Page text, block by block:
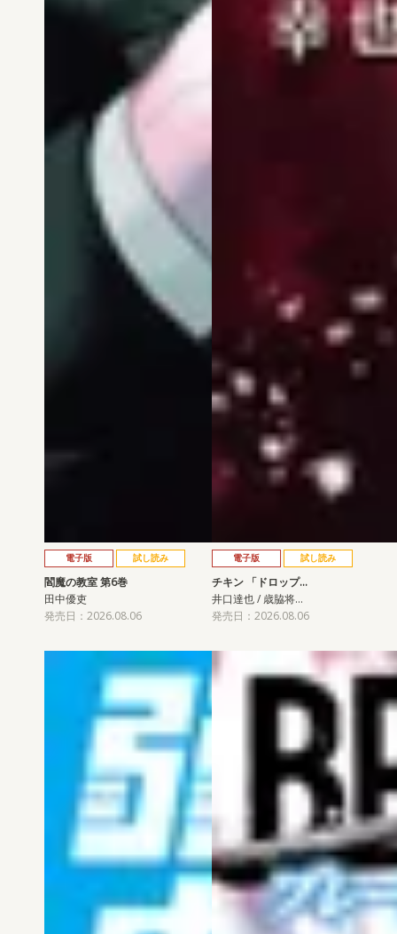
電子版 試し読み
閻魔の教室 第6巻
田中優吏
発売日：2026.08.06
電子版 試し読み
チキン 「ドロップ…
井口達也 / 歳脇将…
発売日：2026.08.06